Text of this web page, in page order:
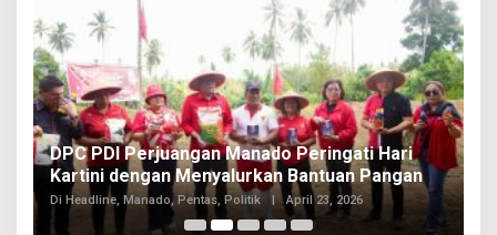
DPC PDI Perjuangan Manado Peringati Hari
Kartini dengan Menyalurkan Bantuan Pangan
Di Headline, Manado, Pentas, Politik April 23, 2026